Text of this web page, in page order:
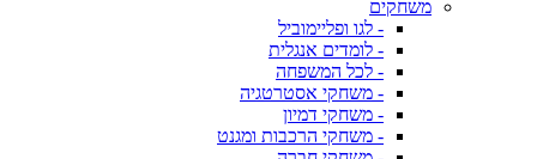
משחקים
- לגו ופליימוביל
- לומדים אנגלית
- לכל המשפחה
- משחקי אסטרטגיה
- משחקי דמיון
- משחקי הרכבות ומגנט